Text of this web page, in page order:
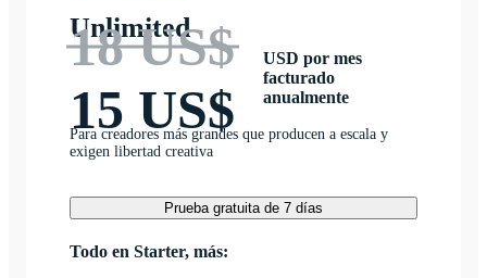
Unlimited
18 US$
15 US$
USD por mes
facturado
anualmente
Para creadores más grandes que producen a escala y
exigen libertad creativa
Prueba gratuita de 7 días
Todo en Starter, más: